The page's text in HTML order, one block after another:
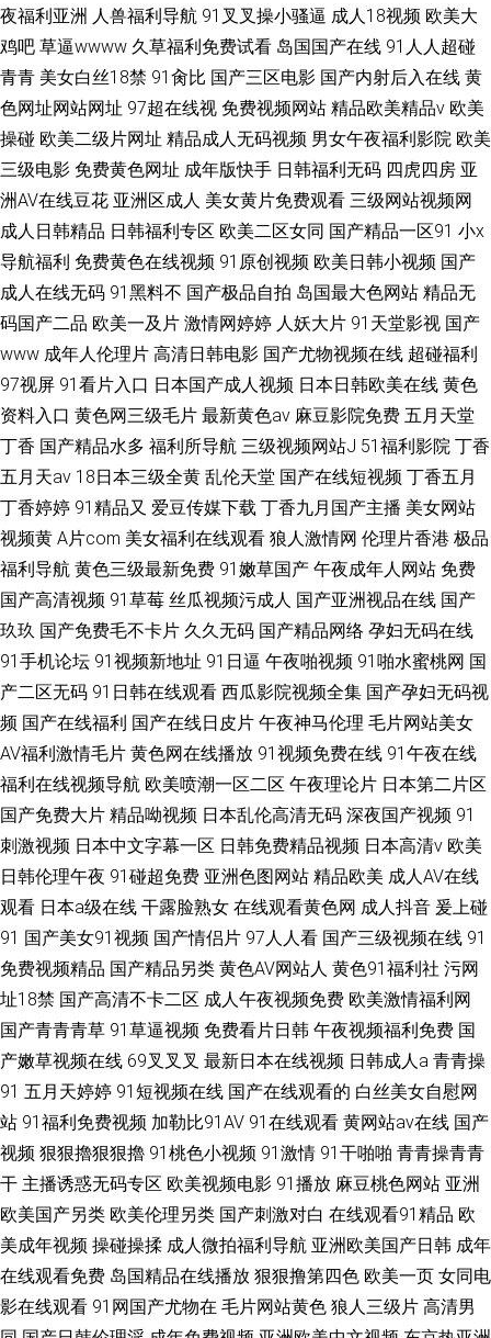
夜福利亚洲 人兽福利导航 91叉叉操小骚逼 成人18视频 欧美大
鸡吧 草逼wwww 久草福利免费试看 岛国国产在线 91人人超碰
青青 美女白丝18禁 91肏比 国产三区电影 国产内射后入在线 黄
色网址网站网址 97超在线视 免费视频网站 精品欧美精品v 欧美
操碰 欧美二级片网址 精品成人无码视频 男女午夜福利影院 欧美
三级电影 免费黄色网址 成年版快手 日韩福利无码 四虎四房 亚
洲AV在线豆花 亚洲区成人 美女黄片免费观看 三级网站视频网
成人日韩精品 日韩福利专区 欧美二区女同 国产精品一区91 小x
导航福利 免费黄色在线视频 91原创视频 欧美日韩小视频 国产
成人在线无码 91黑料不 国产极品自拍 岛国最大色网站 精品无
码国产二品 欧美一及片 激情网婷婷 人妖大片 91天堂影视 国产
www 成年人伦理片 高清日韩电影 国产尤物视频在线 超碰福利
97视屏 91看片入口 日本国产成人视频 日本日韩欧美在线 黄色
资料入口 黄色网三级毛片 最新黄色av 麻豆影院免费 五月天堂
丁香 国产精品水多 福利所导航 三级视频网站J 51福利影院 丁香
五月天av 18日本三级全黄 乱伦天堂 国产在线短视频 丁香五月
丁香婷婷 91精品又 爱豆传媒下载 丁香九月国产主播 美女网站
视频黄 A片com 美女福利在线观看 狼人激情网 伦理片香港 极品
福利导航 黄色三级最新免费 91嫩草国产 午夜成年人网站 免费
国产高清视频 91草莓 丝瓜视频污成人 国产亚洲视品在线 国产
玖玖 国产免费毛不卡片 久久无码 国产精品网络 孕妇无码在线
91手机论坛 91视频新地址 91日逼 午夜啪视频 91啪水蜜桃网 国
产二区无码 91日韩在线观看 西瓜影院视频全集 国产孕妇无码视
频 国产在线福利 国产在线日皮片 午夜神马伦理 毛片网站美女
AV福利激情毛片 黄色网在线播放 91视频免费在线 91午夜在线
福利在线视频导航 欧美喷潮一区二区 午夜理论片 日本第二片区
国产免费大片 精品呦视频 日本乱伦高清无码 深夜国产视频 91
刺激视频 日本中文字幕一区 日韩免费精品视频 日本高清v 欧美
日韩伦理午夜 91碰超免费 亚洲色图网站 精品欧美 成人AV在线
观看 日本a级在线 干露脸熟女 在线观看黄色网 成人抖音 爰上碰
91 国产美女91视频 国产情侣片 97人人看 国产三级视频在线 91
免费视频精品 国产精品另类 黄色AV网站人 黄色91福利社 污网
址18禁 国产高清不卡二区 成人午夜视频免费 欧美激情福利网
国产青青青草 91草逼视频 免费看片日韩 午夜视频福利免费 国
产嫩草视频在线 69叉叉叉 最新日本在线视频 日韩成人a 青青操
91 五月天婷婷 91短视频在线 国产在线观看的 白丝美女自慰网
站 91福利免费视频 加勒比91AV 91在线观看 黄网站av在线 国产
视频 狠狠擼狠狠擼 91桃色小视频 91激情 91干啪啪 青青操青青
干 主播诱惑无码专区 欧美视频电影 91播放 麻豆桃色网站 亚洲
欧美国产另类 欧美伦理另类 国产刺激对白 在线观看91精品 欧
美成年视频 操碰操揉 成人微拍福利导航 亚洲欧美国产日韩 成年
在线观看免费 岛国精品在线播放 狠狠撸第四色 欧美一页 女同电
影在线观看 91网国产尤物在 毛片网站黄色 狼人三级片 高清男